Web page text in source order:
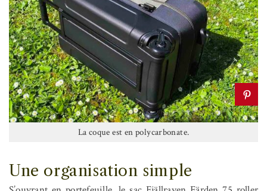
La coque est en polycarbonate.
Une organisation simple